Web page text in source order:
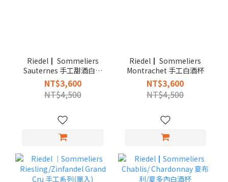
Riedel┃ Sommeliers
Sauternes 手工甜酒白酒
杯
NT$3,600
NT$4,500
Riedel┃ Sommeliers
Montrachet 手工白酒杯
NT$3,600
NT$4,500